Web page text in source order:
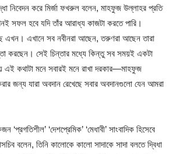
নিবেদন করে মির্জা ফখরুল বলেন, মাহফুজ উল্লাহর প্রতি
সফল হবে যদি তাঁর আরাধ্য কাজটা করতে পারি।
এখন। এখানে সব নবীনরা আছেন, তরুণরা আছেন তারা
করছেন। সেই চিন্তার মধ্যে কিন্তু সব সময়ই একটা
এই কথাটা মনে সবারই মনে রাখা দরকার—মাহফুজ
জন্য যারা অবদান রেখেছে সবার অবদানগুলো যেন আমরা
‘দেশপ্রেমিক’ ‘মেধাবী’ সাংবাদিক হিসেবে
বলেন, তিনি কালোকে কালো সাদাকে সাদা বলতে দ্বিধা